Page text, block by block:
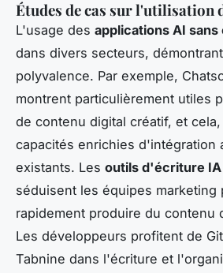
Études de cas sur l'utilisation
L'usage des applications AI sans
dans divers secteurs,
polyvalence. Par exemple,
montrent particulièrement utiles
de contenu digital créatif, et
capacités enrichies d'intégration
existants. Les outils d'écriture IA
séduisent les équipes marketing
rapidement produire du contenu
Les développeurs profitent de
Tabnine dans l'écriture et